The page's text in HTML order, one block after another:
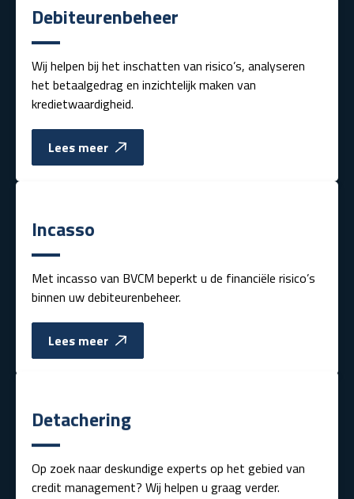
Debiteurenbeheer
Wij helpen bij het inschatten van risico’s, analyseren
het betaalgedrag en inzichtelijk maken van
kredietwaardigheid.
Lees meer
Incasso
Met incasso van BVCM beperkt u de financiële risico’s
binnen uw debiteurenbeheer.
Lees meer
Detachering
Op zoek naar deskundige experts op het gebied van
credit management? Wij helpen u graag verder.